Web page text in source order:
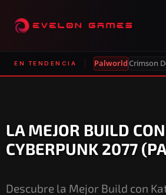
EN TENDENCIA PalworldCrimson
LA MEJOR BUILD
CYBERPUNK 2077
Descubre la Mejor Build con